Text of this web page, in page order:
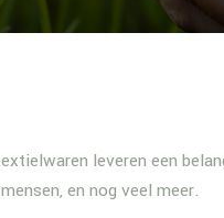
leveren een
en nog veel meer.